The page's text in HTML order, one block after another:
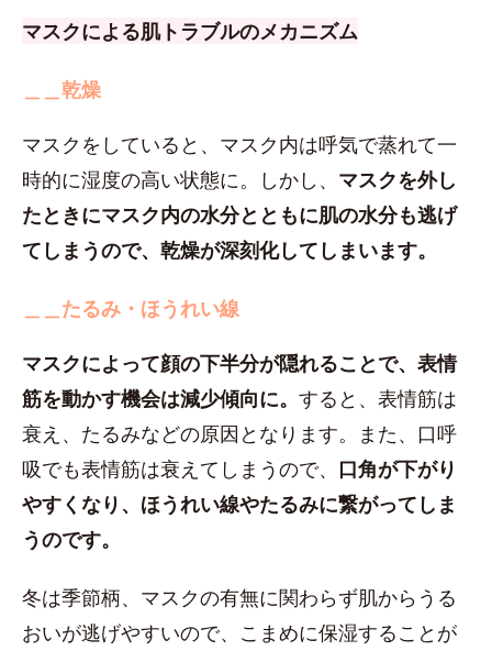
マスクによる肌トラブルのメカニズム
＿＿乾燥
マスクをしていると、マスク内は呼気で蒸れて一
時的に湿度の高い状態に。しかし、 マスクを外し
たときにマスク内の水分とともに肌の水分も逃げ
てしまうので、乾燥が深刻化してしまいます。
＿＿たるみ・ほうれい線
マスクによって顔の下半分が隠れることで、表情
筋を動かす機会は減少傾向に。 すると、表情筋は
衰え、たるみなどの原因となります。また、口呼
吸でも表情筋は衰えてしまうので、 口角が下がり
やすくなり、ほうれい線やたるみに繋がってしま
うのです。
冬は季節柄、マスクの有無に関わらず肌からうる
おいが逃げやすいので、こまめに保湿することが